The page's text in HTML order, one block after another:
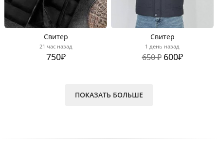
Свитер
21 час назад
750₽
Свитер
1 день назад
650 ₽ 600₽
ПОКАЗАТЬ БОЛЬШЕ